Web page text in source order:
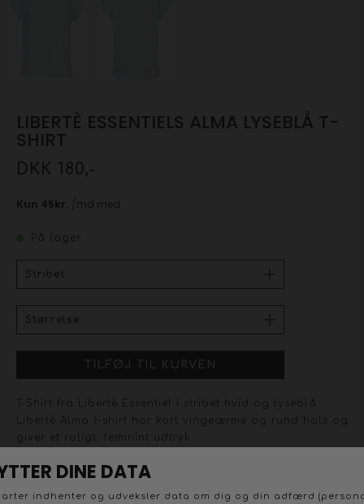
LIBERTÈ ESSENTIELS ALMA LYSEBLÅ T-
SHIRT
DKK 180,-
På lager
T-Shirt fra Libertè Essentiel i stribet hvid og lyseblå.
Libertè Alma t-shirt har kort vingeærme og rund hals og
giver et roligt, feminint udtryk.
T-shirten er let og blød med lodret stribet mønster, der